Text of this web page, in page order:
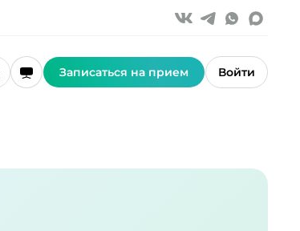
Записаться на прием Войти